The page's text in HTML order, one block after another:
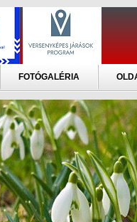
FOTÓGALÉRIA